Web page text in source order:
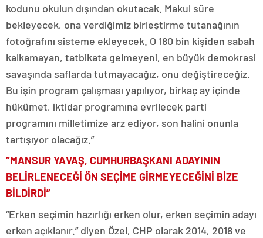
kodunu okulun dışından okutacak. Makul süre
bekleyecek, ona verdiğimiz birleştirme tutanağının
fotoğrafını sisteme ekleyecek. O 180 bin kişiden sabah
kalkamayan, tatbikata gelmeyeni, en büyük demokrasi
savaşında saflarda tutmayacağız, onu değiştireceğiz.
Bu işin program çalışması yapılıyor, birkaç ay içinde
hükümet, iktidar programına evrilecek parti
programını milletimize arz ediyor, son halini onunla
tartışıyor olacağız.”
“MANSUR YAVAŞ, CUMHURBAŞKANI ADAYININ
BELİRLENECEĞİ ÖN SEÇİME GİRMEYECEĞİNİ BİZE
BİLDİRDİ”
“Erken seçimin hazırlığı erken olur, erken seçimin adayı
erken açıklanır.” diyen Özel, CHP olarak 2014, 2018 ve